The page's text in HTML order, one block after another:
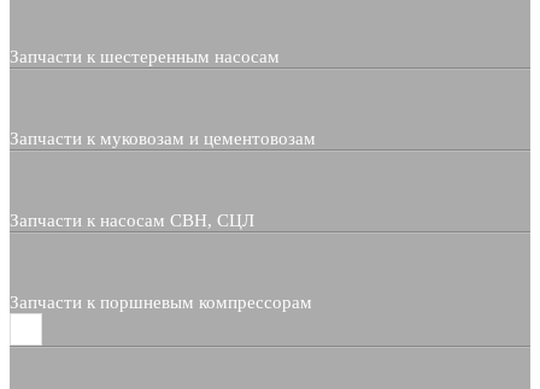
Запчасти к шестеренным насосам
Запчасти к муковозам и цементовозам
Запчасти к насосам СВН, СЦЛ
Запчасти к поршневым компрессорам